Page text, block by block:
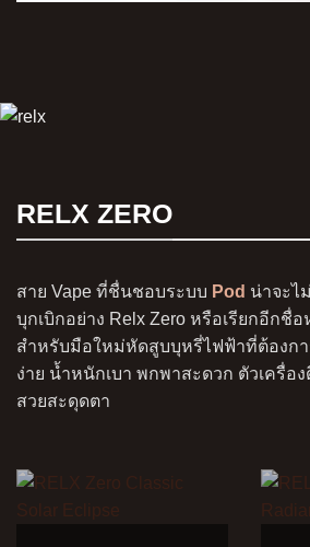
RELX ZERO
สาย Vape ที่ชื่นชอบระบบ Pod น่าจะไ
บุกเบิกอย่าง Relx Zero หรือเรียกอีกชื่
สำหรับมือใหม่หัดสูบบุหรี่ไฟฟ้าที่ต้องกา
ง่าย น้ำหนักเบา พกพาสะดวก ตัวเครื่อ
สวยสะดุดตา